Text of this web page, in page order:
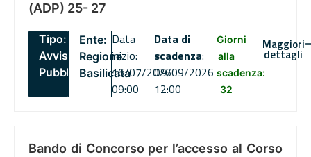
(ADP) 25- 27
Tipo:
Avviso
Pubblico
Ente:
Regione
Basilicata
Data
inizio:
16/07/2026
09:00
Data di
scadenza:
09/09/2026
12:00
Giorni
alla
scadenza:
32
Maggiori
dettagli
Bando di Concorso per l’accesso al Corso